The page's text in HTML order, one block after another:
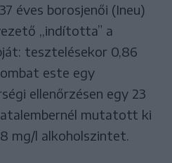
éves borosjenői (Ineu)
,,indította” a
tesztelésekor 0,86
este egy
ellenőrzésen egy 23
mutatott ki
mg/l alkoholszintet.